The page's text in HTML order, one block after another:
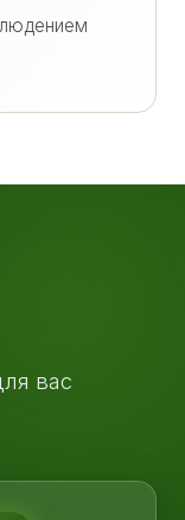
вас